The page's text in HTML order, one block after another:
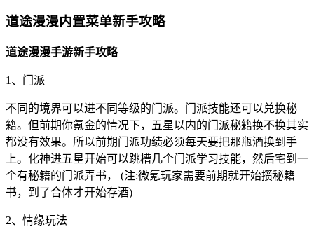
道途漫漫内置菜单新手攻略
道途漫漫手游新手攻略
1、门派
不同的境界可以进不同等级的门派。门派技能还可以兑换秘
籍。但前期你氪金的情况下，五星以内的门派秘籍换不换其实
都没有效果。所以前期门派功绩必须每天要把那瓶酒换到手
上。化神进五星开始可以跳槽几个门派学习技能，然后宅到一
个有秘籍的门派弄书， (注:微氪玩家需要前期就开始攒秘籍
书，到了合体才开始存酒)
2、情缘玩法